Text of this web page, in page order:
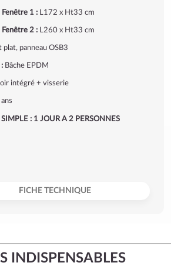
Fenêtre 1 :L172 x Ht33 cm
Fenêtre 2 :L260 x Ht33 cm
plat, panneau OSB3
Bâche EPDM
intégré + visserie
: 1 JOUR A 2 PERSONNES
FICHE TECHNIQUE
INDISPENSABLES